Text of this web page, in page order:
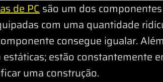
de PCsão um dos
com uma quantidade
consegue igualar.
estão constantemente
uma construção.